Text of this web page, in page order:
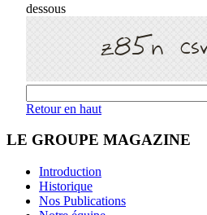
dessous
Retour en haut
LE GROUPE MAGAZINE
Introduction
Historique
Nos Publications